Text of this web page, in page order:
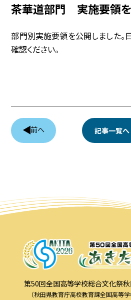
観光情報
サイトポリ
サイトマ
茶華道部門 実施要領
部門別実施要領を公開しました。
確認ください。
前へ 記事一覧へ
第50回全国高等学校総合文化祭
（秋田県教育庁高校教育課全国高等